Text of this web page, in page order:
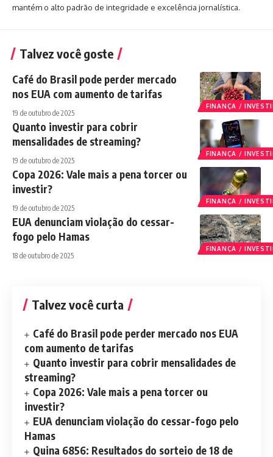
mantém o alto padrão de integridade e excelência jornalística.
Talvez você goste
FINANÇA /
Café do Brasil pode perder mercado
nos EUA com aumento de tarifas
19 de outubro de 2025
FINANÇA /
Quanto investir para cobrir
mensalidades de streaming?
19 de outubro de 2025
FINANÇA /
Copa 2026: Vale mais a pena torcer ou
investir?
19 de outubro de 2025
FINANÇA /
EUA denunciam violação do cessar-
fogo pelo Hamas
18 de outubro de 2025
Talvez você curta
Café do Brasil pode perder mercado nos EUA
com aumento de tarifas
Quanto investir para cobrir mensalidades de
streaming?
Copa 2026: Vale mais a pena torcer ou
investir?
EUA denunciam violação do cessar-fogo pelo
Hamas
Quina 6856: Resultados do sorteio de 18 de